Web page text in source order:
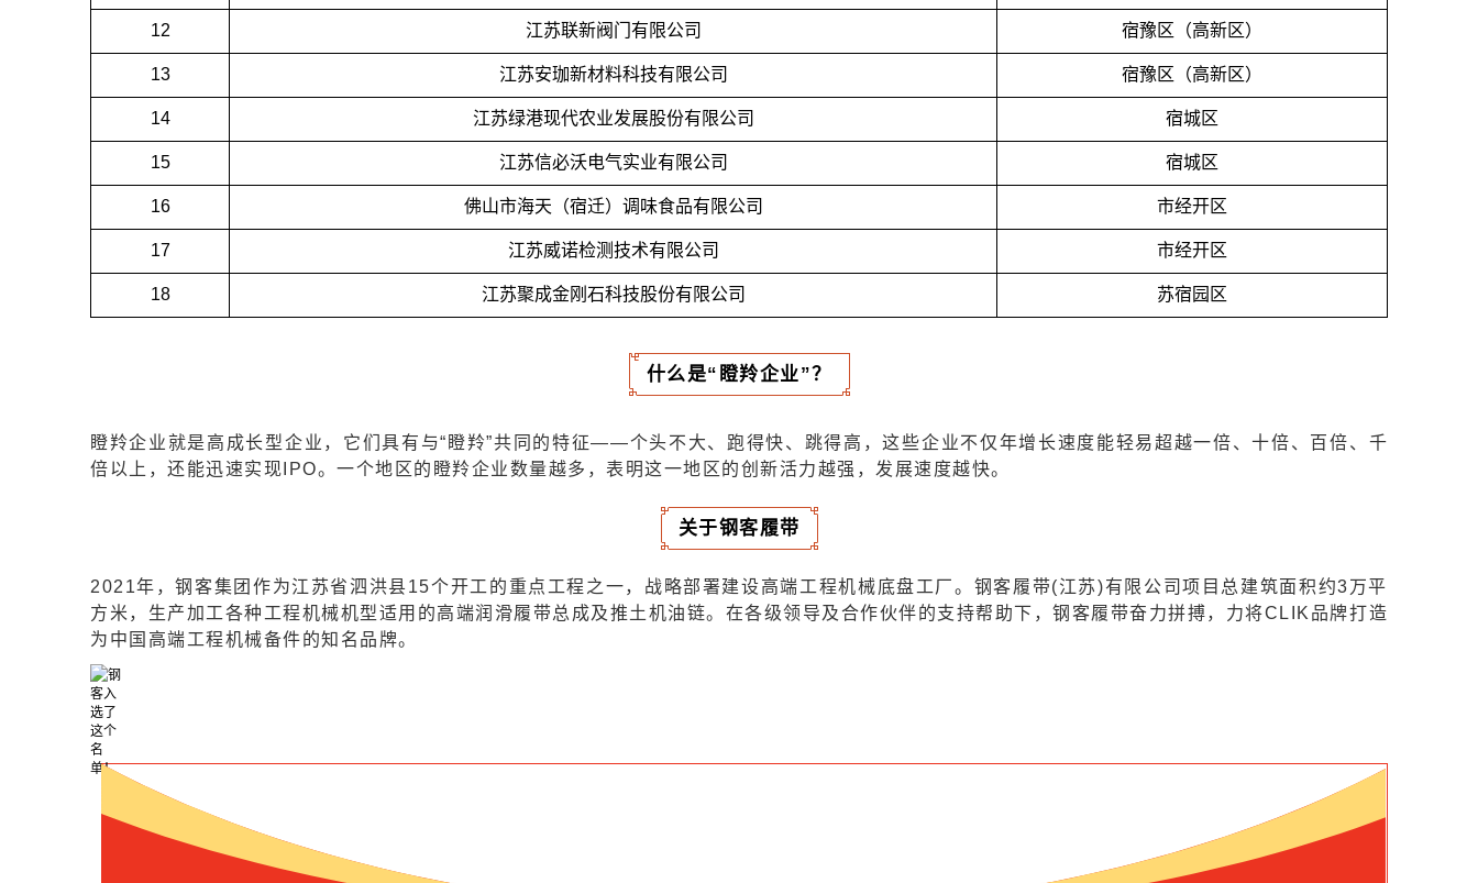
12 江苏联新阀门有限公司 宿豫区（高新区）
13 江苏安珈新材料科技有限公司 宿豫区（高新区）
14 江苏绿港现代农业发展股份有限公司 宿城区
15 江苏信必沃电气实业有限公司 宿城区
16 佛山市海天（宿迁）调味食品有限公司 市经开区
17 江苏威诺检测技术有限公司 市经开区
18 江苏聚成金刚石科技股份有限公司 苏宿园区
什么是“瞪羚企业”？
瞪羚企业就是高成长型企业，它们具有与“瞪羚”共同的特征——个头不大、跑得快、跳得高，这些企业不仅年增长速度能轻易超越一倍、十倍、百倍、千
倍以上，还能迅速实现IPO。一个地区的瞪羚企业数量越多，表明这一地区的创新活力越强，发展速度越快。
关于钢客履带
2021年，钢客集团作为江苏省泗洪县15个开工的重点工程之一，战略部署建设高端工程机械底盘工厂。钢客履带(江苏)有限公司项目总建筑面积约3万平
方米，生产加工各种工程机械机型适用的高端润滑履带总成及推土机油链。在各级领导及合作伙伴的支持帮助下，钢客履带奋力拼搏，力将CLIK品牌打造
为中国高端工程机械备件的知名品牌。